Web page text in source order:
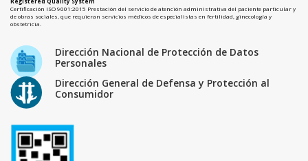
Certificación ISO 9001:2015 Prestación del servicio de atención administrativa del paciente particular y
de obras sociales, que requieran servicios médicos de especialistas en fertilidad, ginecología y
obstetricia.
Dirección Nacional de Protección de Datos
Personales
Dirección General de Defensa y Protección al
Consumidor